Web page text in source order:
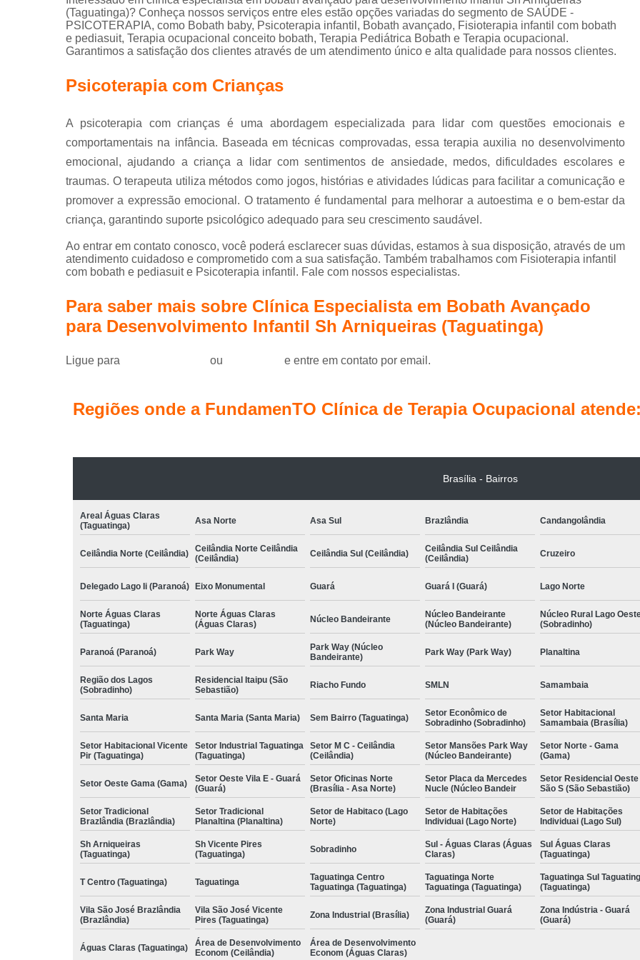
Terapia de Integração
Terapia de Integração Sensorial de Ayres
Terapia de Integração Sensorial de Ayres
Terapia Ocupacional com
Terapia Ocupacional com
Terapia Ocupacional Bobath
Terapia
Terapia Ocupacional com Crianças Águas
Terapia Ocupacional Infantil
Terapia Ocupacional no Método Bobath
Terapia Ocupacional Pediátrica
Terapia Ocupacional Infantil com Conceito
Terapia Pediátrica com
(Taguatinga)? Conheça nossos serviços entre eles estão opções variadas do segmento de SAÚDE -
PSICOTERAPIA, como Bobath baby, Psicoterapia infantil, Bobath avançado, Fisioterapia infantil com bobath
e pediasuit, Terapia ocupacional conceito bobath, Terapia Pediátrica Bobath e Terapia ocupacional.
Garantimos a satisfação dos clientes através de um atendimento único e alta qualidade para nossos clientes.
Psicoterapia com Crianças
A psicoterapia com crianças é uma abordagem especializada para lidar com questões emocionais e
comportamentais na infância. Baseada em técnicas comprovadas, essa terapia auxilia no desenvolvimento
emocional, ajudando a criança a lidar com sentimentos de ansiedade, medos, dificuldades escolares e
traumas. O terapeuta utiliza métodos como jogos, histórias e atividades lúdicas para facilitar a comunicação e
promover a expressão emocional. O tratamento é fundamental para melhorar a autoestima e o bem-estar da
criança, garantindo suporte psicológico adequado para seu crescimento saudável.
Ao entrar em contato conosco, você poderá esclarecer suas dúvidas, estamos à sua disposição, através de um
atendimento cuidadoso e comprometido com a sua satisfação. Também trabalhamos com Fisioterapia infantil
com bobath e pediasuit e Psicoterapia infantil. Fale com nossos especialistas.
Para saber mais sobre Clínica Especialista em Bobath Avançado
para Desenvolvimento Infantil Sh Arniqueiras (Taguatinga)
Ligue para ou e entre em contato por email.
Regiões onde a FundamenTO Clínica de Terapia Ocupacional atende:
Brasília - Bairros
Areal Águas Claras
(Taguatinga)
Asa Norte Asa Sul Brazlândia Candangolândia
Ceilândia Norte (Ceilândia)
Ceilândia Norte Ceilândia
(Ceilândia)
Ceilândia Sul (Ceilândia)
Ceilândia Sul Ceilândia
(Ceilândia)
Cruzeiro
Delegado Lago Ii (Paranoá) Eixo Monumental Guará Guará I (Guará) Lago Norte
Norte Águas Claras
(Taguatinga)
Norte Águas Claras
(Águas Claras)
Núcleo Bandeirante
Núcleo Bandeirante
(Núcleo Bandeirante)
Núcleo Rural Lago
(Sobradinho)
Paranoá (Paranoá) Park Way
Park Way (Núcleo
Bandeirante)
Park Way (Park Way) Planaltina
Região dos Lagos
(Sobradinho)
Residencial Itaipu (São
Sebastião)
Riacho Fundo SMLN Samambaia
Santa Maria Santa Maria (Santa Maria) Sem Bairro (Taguatinga)
Setor Econômico de
Sobradinho (Sobradinho)
Setor Habitacional
Samambaia (Brasília)
Setor Habitacional Vicente
Pir (Taguatinga)
Setor Industrial Taguatinga
(Taguatinga)
Setor M C - Ceilândia
(Ceilândia)
Setor Mansões Park Way
(Núcleo Bandeirante)
Setor Norte - Gama
(Gama)
Setor Oeste Gama (Gama)
Setor Oeste Vila E - Guará
(Guará)
Setor Oficinas Norte
(Brasília - Asa Norte)
Setor Placa da Mercedes
Nucle (Núcleo Bandeir
Setor Residencial Oeste
São S (São Sebastião)
Setor Tradicional
Brazlândia (Brazlândia)
Setor Tradicional
Planaltina (Planaltina)
Setor de Habitaco (Lago
Norte)
Setor de Habitações
Individuai (Lago Norte)
Setor de Habitações
Individuai (Lago Sul)
Sh Arniqueiras
(Taguatinga)
Sh Vicente Pires
(Taguatinga)
Sobradinho
Sul - Águas Claras (Águas
Claras)
Sul Águas Claras
(Taguatinga)
T Centro (Taguatinga) Taguatinga
Taguatinga Centro
Taguatinga (Taguatinga)
Taguatinga Norte
Taguatinga (Taguatinga)
Taguatinga Sul
(Taguatinga)
Vila São José Brazlândia
(Brazlândia)
Vila São José Vicente
Pires (Taguatinga)
Zona Industrial (Brasília)
Zona Industrial Guará
(Guará)
Zona Indústria - Guará
(Guará)
Águas Claras (Taguatinga)
Área de Desenvolvimento
Econom (Ceilândia)
Área de Desenvolvimento
Econom (Águas Claras)